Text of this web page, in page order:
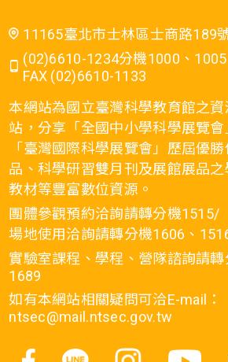
11165臺北市士林區士商路189
(02)6610-1234分機1000、1005
FAX (02)6610-1133
本網站為國立臺灣科學教育館之資
站，分享「全國中小學科學展覽會
「臺灣國際科學展覽會」歷屆優勝
品、科學研習雙月刊及展館展品之
教材等豐富數位資源。
團體參觀預約洽詢請轉分機1515/
場地使用洽詢請轉分機1606、
實驗室課程、學程、營隊諮詢請轉
1689
如有本網站相關疑問可洽E-mail：
ntsec@mail.ntsec.gov.tw